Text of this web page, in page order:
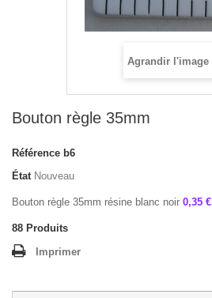
Agrandir l'image
Bouton règle 35mm
Référence b6
État Nouveau
Bouton règle 35mm résine blanc noir 0,35 €
88 Produits
Imprimer